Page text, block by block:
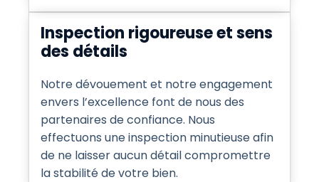
Inspection rigoureuse et sens
des détails
Notre dévouement et notre engagement
envers l’excellence font de nous des
partenaires de confiance. Nous
effectuons une inspection minutieuse afin
de ne laisser aucun détail compromettre
la stabilité de votre bien.